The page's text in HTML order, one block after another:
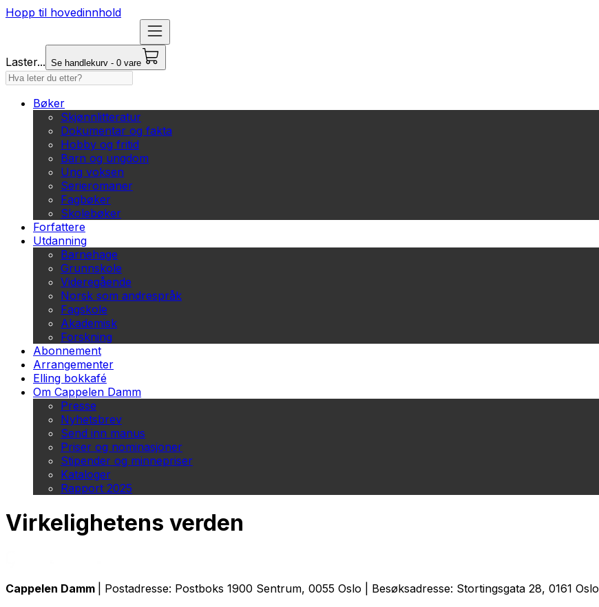
Hopp til hovedinnhold
Laster... Se handlekurv - 0 vare
Bøker
Skjønnlitteratur
Dokumentar og fakta
Hobby og fritid
Barn og ungdom
Ung voksen
Serieromaner
Fagbøker
Skolebøker
Forfattere
Utdanning
Barnehage
Grunnskole
Videregående
Norsk som andrespråk
Fagskole
Akademisk
Forskning
Abonnement
Arrangementer
Elling bokkafé
Om Cappelen Damm
Presse
Nyhetsbrev
Send inn manus
Priser og nominasjoner
Stipender og minnepriser
Kataloger
Rapport 2025
Virkelighetens verden
Cappelen Damm | Postadresse: Postboks 1900 Sentrum, 0055 Oslo | Besøksadresse: Stortingsgata 28, 0161 Oslo